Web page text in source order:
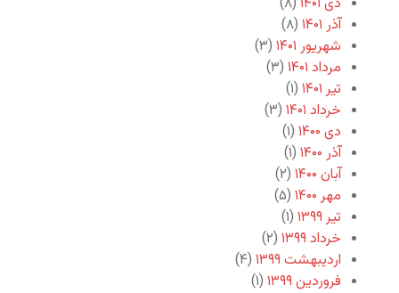
آذر ۱۴۰۱
(۸)
شهریور ۱۴۰۱
(۳)
مرداد ۱۴۰۱
(۳)
تیر ۱۴۰۱
(۱)
خرداد ۱۴۰۱
(۳)
دی ۱۴۰۰
(۱)
آذر ۱۴۰۰
(۱)
آبان ۱۴۰۰
(۲)
مهر ۱۴۰۰
(۵)
تیر ۱۳۹۹
(۱)
خرداد ۱۳۹۹
(۲)
اردیبهشت ۱۳۹۹
(۴)
فروردین ۱۳۹۹
(۱)